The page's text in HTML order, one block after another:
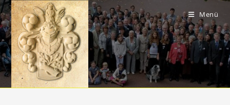
Zum
Inhalt
springen
Menü